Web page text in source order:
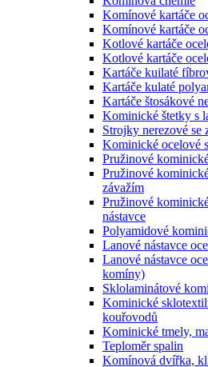
Komínové kartáče
Komínové kartáče
Kotlové kartáče
Kotlové kartáče
Kartáče kuilaté
Kartáče kulaté
Kartáče štosákové
Kominické štetky s
Strojky nerezové se
Kominické ocelové
Pružinové
Pružinové
závažím
Pružinové
nástavce
Polyamidové
Lanové nástavce
Lanové nástavce
komíny)
Sklolaminátové
Kominické
kouřovodů
Kominické tmely,
Teploměr spalin
Komínová dvířka,